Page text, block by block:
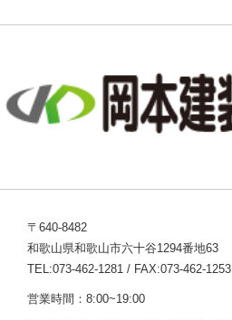
〒640-8482
和歌山県和歌山市六十谷1294番地63
TEL:073-462-1281 / FAX:073-462-1253
営業時間：8:00~19:00